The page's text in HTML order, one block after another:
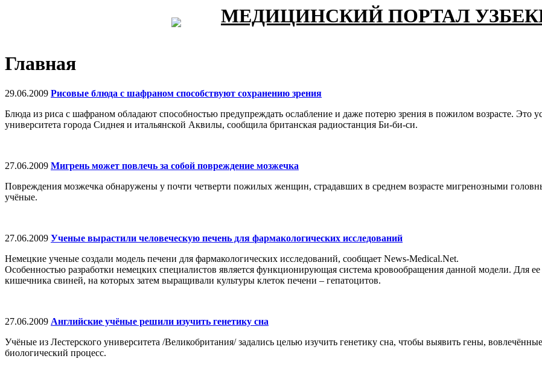
МЕДИЦИНСКИЙ ПОРТАЛ
Главная
29.06.2009 Рисовые блюда с шафраном способствуют сохранению зрения
Блюда из риса с шафраном обладают способностью предупреждать ослабление и даже потерю зрения в пожилом возрасте. Это
университета города Сиднея и итальянской Аквилы, сообщила британская радиостанция Би-би-си.
27.06.2009 Мигрень может повлечь за собой повреждение мозжечка
Повреждения мозжечка обнаружены у почти четверти пожилых женщин, страдавших в среднем возрасте мигренозными
учёные.
27.06.2009 Ученые вырастили человеческую печень для фармакологических исследований
Немецкие ученые создали модель печени для фармакологических исследований, сообщает News-Medical.Net.
Особенностью разработки немецких специалистов является функционирующая система кровообращения данной модели. Для
кишечника свиней, на которых затем выращивали культуры клеток печени – гепатоцитов.
27.06.2009 Английские учёные решили изучить генетику сна
Учёные из Лестерского университета /Великобритания/ задались целью изучить генетику сна, чтобы выявить гены,
биологический процесс.